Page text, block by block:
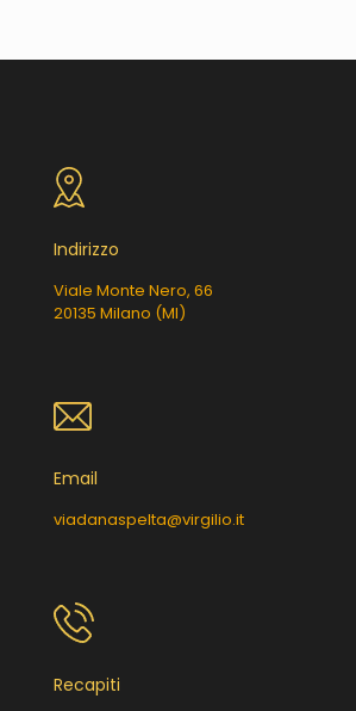
Indirizzo
Viale Monte Nero, 66
20135 Milano (MI)
Email
viadanaspelta@virgilio.it
Recapiti